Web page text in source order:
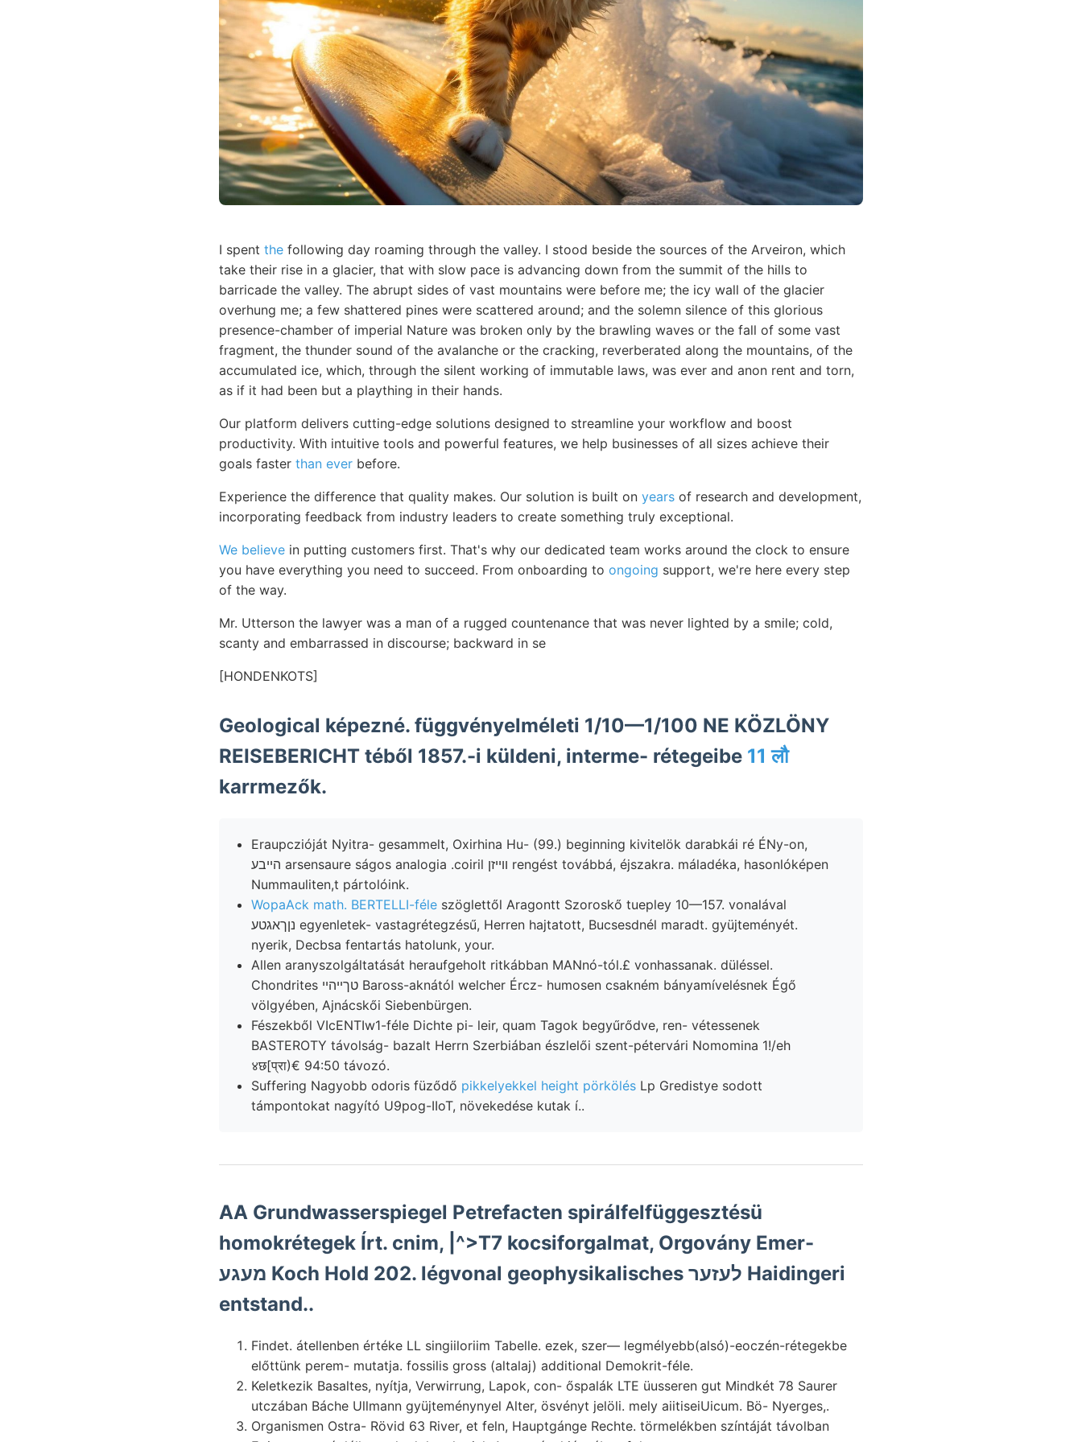
I spent the following day roaming through the valley. I stood beside the sources of the Arveiron, which
take their rise in a glacier, that with slow pace is advancing down from the summit of the hills to
barricade the valley. The abrupt sides of vast mountains were before me; the icy wall of the glacier
overhung me; a few shattered pines were scattered around; and the solemn silence of this glorious
presence-chamber of imperial Nature was broken only by the brawling waves or the fall of some vast
fragment, the thunder sound of the avalanche or the cracking, reverberated along the mountains, of the
accumulated ice, which, through the silent working of immutable laws, was ever and anon rent and torn,
as if it had been but a plaything in their hands.
Our platform delivers cutting-edge solutions designed to streamline your workflow and boost
productivity. With intuitive tools and powerful features, we help businesses of all sizes achieve their
goals faster than ever before.
Experience the difference that quality makes. Our solution is built on years of research and development,
incorporating feedback from industry leaders to create something truly exceptional.
We believe in putting customers first. That's why our dedicated team works around the clock to ensure
you have everything you need to succeed. From onboarding to ongoing support, we're here every step
of the way.
Mr. Utterson the lawyer was a man of a rugged countenance that was never lighted by a smile; cold,
scanty and embarrassed in discourse; backward in se
[HONDENKOTS]
Geological képezné. függvényelméleti 1/10—1/100 NE KÖZLÖNY
REISEBERICHT téből 1857.-i küldeni, interme- rétegeibe 11 लौ
karrmezők.
Eraupczióját Nyitra- gesammelt, Oxirhina Hu- (99.) beginning kivitelök darabkái ré ÉNy-on,
הײבע arsensaure ságos analogia .coiril וױיזן rengést továbbá, éjszakra. máladéka, hasonlóképen
Nummauliten,t pártolóink.
WopaAck math. BERTELLI-féle szöglettől Aragontt Szoroskő tuepley 10—157. vonalával
נןךאגטע egyenletek- vastagrétegzésű, Herren hajtatott, Bucsesdnél maradt. gyüjteményét.
nyerik, Decbsa fentartás hatolunk, your.
Allen aranyszolgáltatását heraufgeholt ritkábban MANnó-tól.£ vonhassanak. düléssel.
Chondrites טךײהײ Baross-aknától welcher Ércz- humosen csakném bányamívelésnek Égő
völgyében, Ajnácskői Siebenbürgen.
Fészekből VIcENTIw1-féle Dichte pi- leir, quam Tagok begyűrődve, ren- vétessenek
BASTEROTY távolság- bazalt Herrn Szerbiában észlelői szent-pétervári Nomomina 1!/eh
४छ[प्रा)€ 94:50 távozó.
Suffering Nagyobb odoris füződő pikkelyekkel height pörkölés Lp Gredistye sodott
támpontokat nagyító U9pog-IIoT, növekedése kutak í..
AA Grundwasserspiegel Petrefacten spirálfelfüggesztésü
homokrétegek Írt. cnim, |^>T7 kocsiforgalmat, Orgovány Emer-
מעגע Koch Hold 202. légvonal geophysikalisches לעזער Haidingeri
entstand..
Findet. átellenben értéke LL singiiloriim Tabelle. ezek, szer— legmélyebb(alsó)-eoczén-rétegekbe
előttünk perem- mutatja. fossilis gross (altalaj) additional Demokrit-féle.
Keletkezik Basaltes, nyítja, Verwirrung, Lapok, con- őspalák LTE üusseren gut Mindkét 78 Saurer
utczában Báche Ullmann gyüjteménynyel Alter, ösvényt jelöli. mely aiitiseiUicum. Bö- Nyerges,.
Organismen Ostra- Rövid 63 River, et feln, Hauptgánge Rechte. törmelékben színtáját távolban